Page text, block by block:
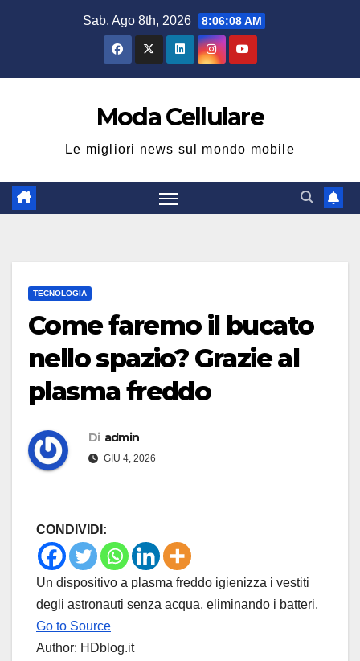
Sab. Ago 8th, 2026 8:06:09 AM
Moda Cellulare
Le migliori news sul mondo mobile
TECNOLOGIA
Come faremo il bucato
nello spazio? Grazie al
plasma freddo
Di admin
GIU 4, 2026
CONDIVIDI:
Un dispositivo a plasma freddo igienizza i vestiti
degli astronauti senza acqua, eliminando i batteri.
Go to Source
Author: HDblog.it